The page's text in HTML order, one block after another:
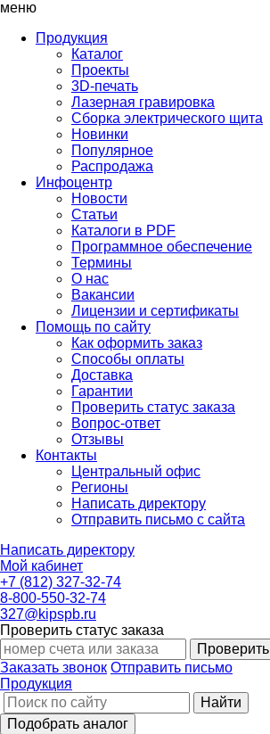
меню
Продукция
Каталог
Проекты
3D-печать
Лазерная гравировка
Сборка электрического щита
Новинки
Популярное
Распродажа
Инфоцентр
Новости
Статьи
Каталоги в PDF
Программное обеспечение
Термины
О нас
Вакансии
Лицензии и сертификаты
Помощь по сайту
Как оформить заказ
Способы оплаты
Доставка
Гарантии
Проверить статус заказа
Вопрос-ответ
Отзывы
Контакты
Центральный офис
Регионы
Написать директору
Отправить письмо с сайта
Написать директору
Мой кабинет
+7 (812) 327-32-74
8-800-550-32-74
327@kipspb.ru
Проверить статус заказа
Проверить
Заказать звонок Отправить письмо
Продукция
Найти
Подобрать аналог